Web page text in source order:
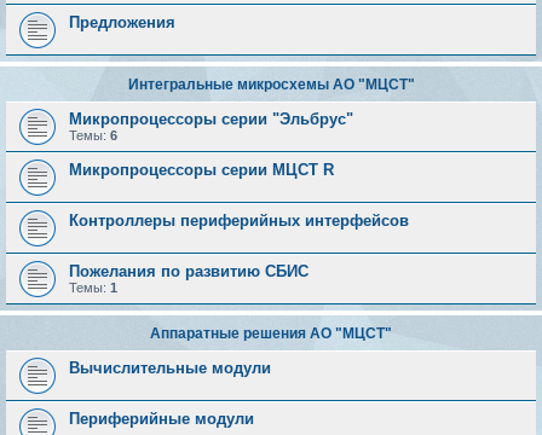
Предложения
Интегральные микросхемы АО "МЦСТ"
Микропроцессоры серии "Эльбрус"
Темы: 6
Микропроцессоры серии МЦСТ R
Контроллеры периферийных интерфейсов
Пожелания по развитию СБИС
Темы: 1
Аппаратные решения АО "МЦСТ"
Вычислительные модули
Периферийные модули